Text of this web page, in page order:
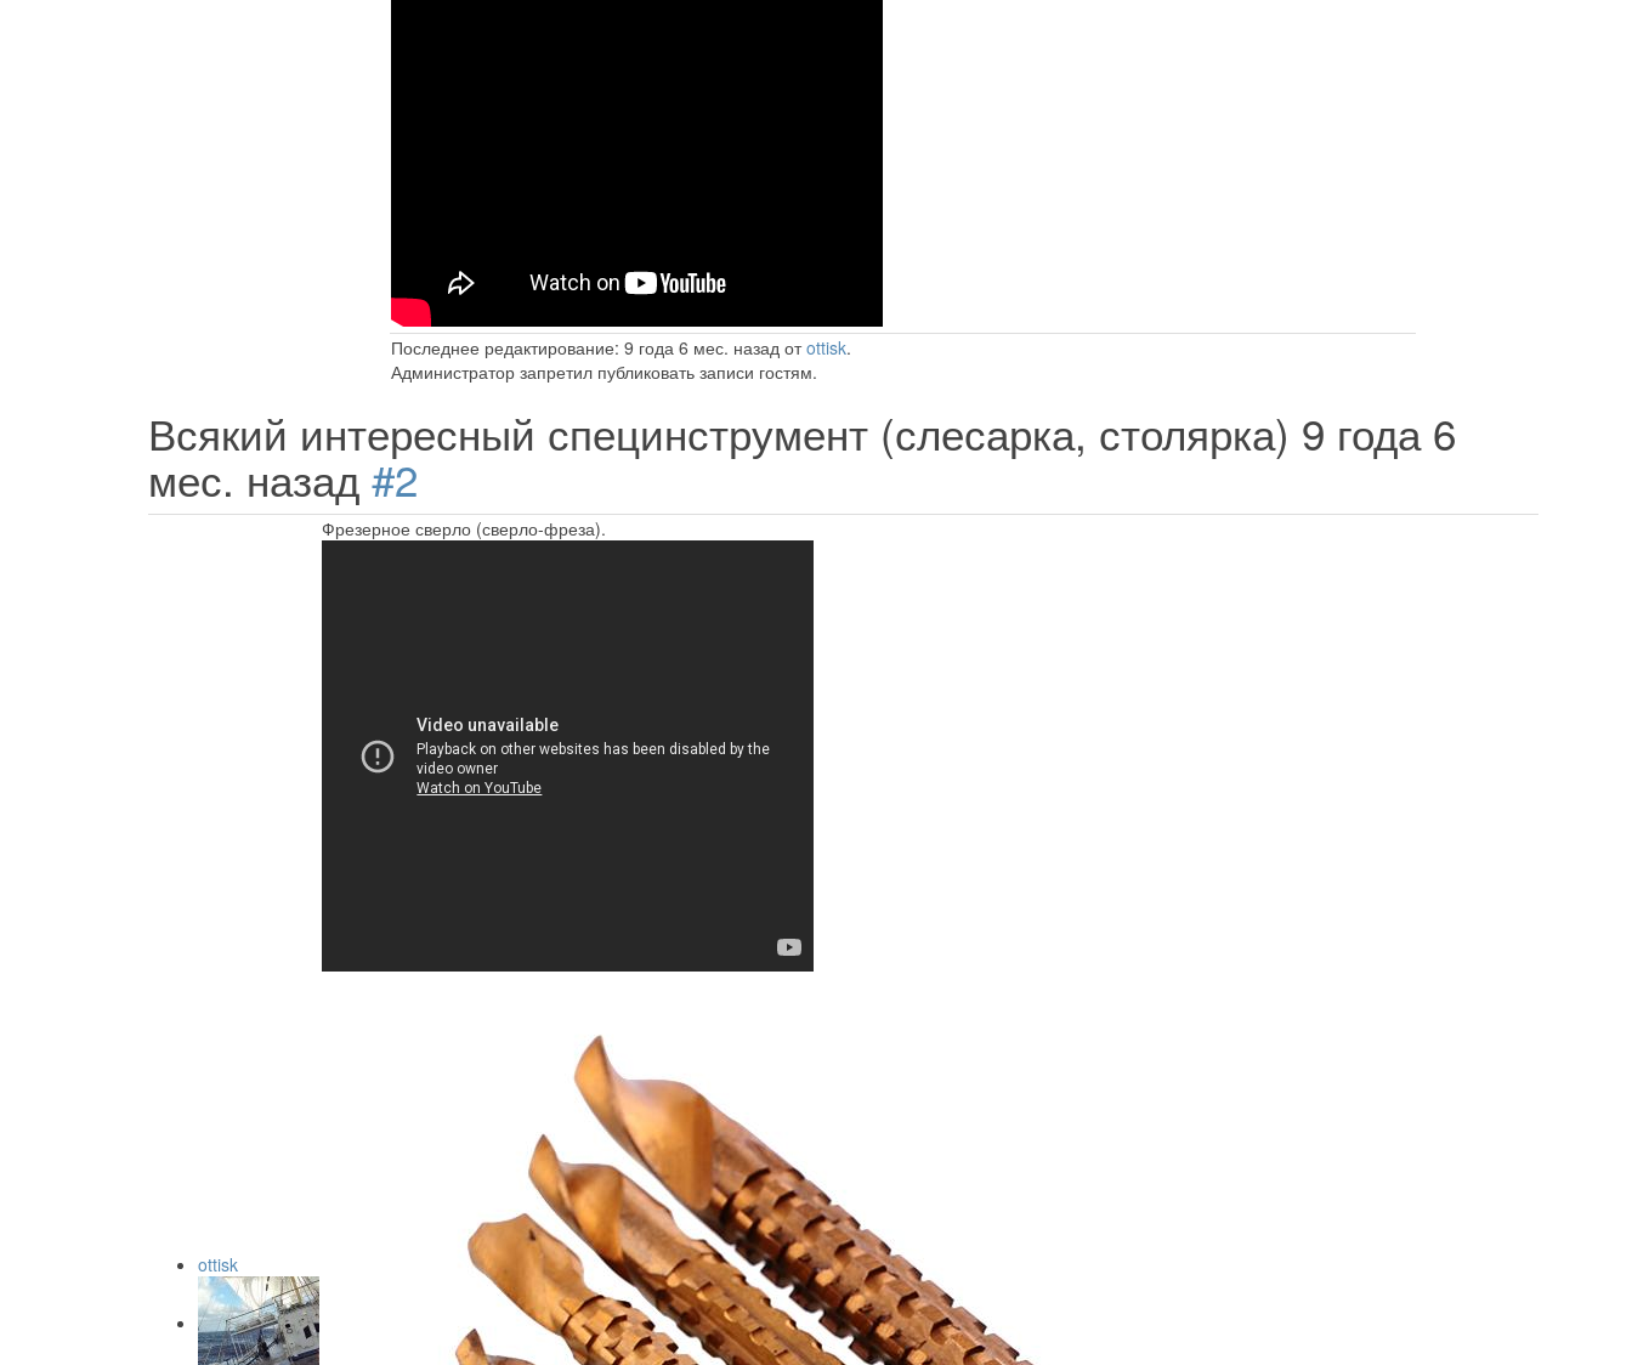
Последнее редактирование: 9 года 6 мес. назад отottisk.
Администратор запретил публиковать записи гостям.
Всякий интересный специнструмент (слесарка, столярка) 9 года 6
мес. назад #2
ottisk
Фрезерное сверло (сверло-фреза).